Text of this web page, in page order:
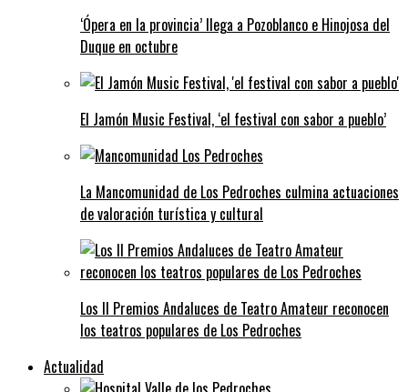
‘Ópera en la provincia’ llega a Pozoblanco e Hinojosa del
Duque en octubre
El Jamón Music Festival, ‘el festival con sabor a pueblo’
La Mancomunidad de Los Pedroches culmina actuaciones
de valoración turística y cultural
Los II Premios Andaluces de Teatro Amateur reconocen
los teatros populares de Los Pedroches
Actualidad